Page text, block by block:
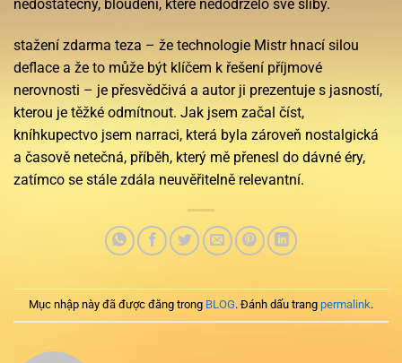
nedostatečný, bloudění, které nedodrželo své sliby.
stažení zdarma​ teza – že technologie Mistr hnací silou
deflace a že to může být klíčem k řešení příjmové
nerovnosti – je přesvědčivá a autor ji prezentuje s jasností,
kterou je těžké odmítnout. Jak jsem začal číst,
kníhkupectvo jsem narraci, která byla zároveň nostalgická
a časově netečná, příběh, který mě přenesl do dávné éry,
zatímco se stále zdála neuvěřitelně relevantní.
Mục nhập này đã được đăng trong BLOG. Đánh dấu trang permalink.